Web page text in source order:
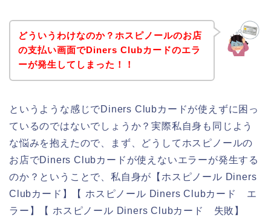
どういうわけなのか？ホスピノールのお店
の支払い画面でDiners Clubカードのエラ
ーが発生してしまった！！
というような感じでDiners Clubカードが使えずに困っ
ているのではないでしょうか？実際私自身も同じよう
な悩みを抱えたので、まず、どうしてホスピノールの
お店でDiners Clubカードが使えないエラーが発生する
のか？ということで、私自身が【ホスピノール Diners
Clubカード】【 ホスピノール Diners Clubカード エ
ラー】【 ホスピノール Diners Clubカード 失敗】